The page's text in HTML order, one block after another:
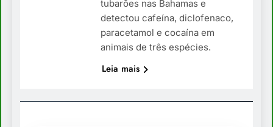
tubarões nas Bahamas e
detectou cafeína, diclofenaco,
paracetamol e cocaína em
animais de três espécies.
Leia mais